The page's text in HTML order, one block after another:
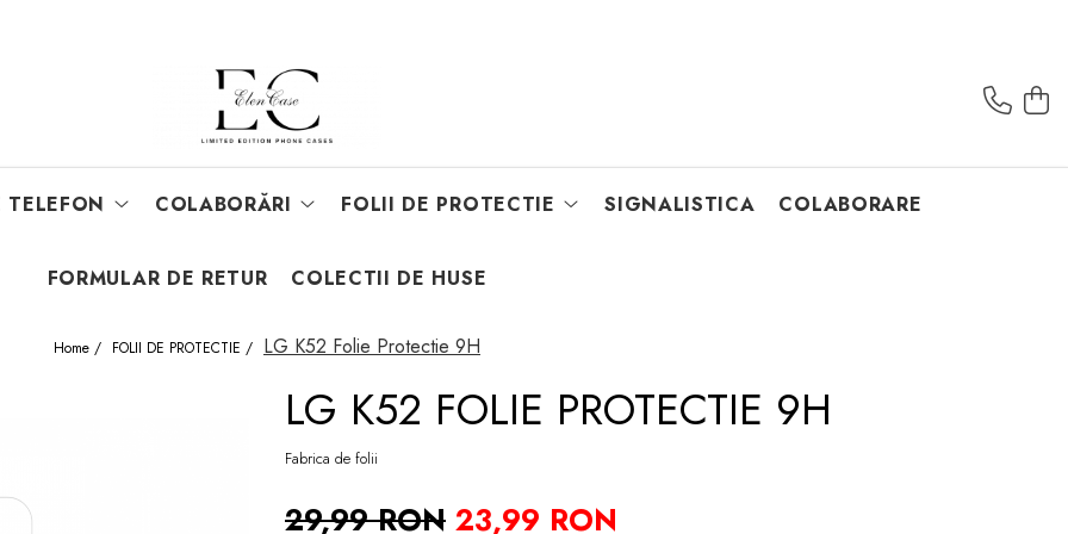
TELEFON COLABORĂRI FOLII DE PROTECTIE SIGNALISTICA COLABORARE
FORMULAR DE RETUR COLECTII DE HUSE
Home / FOLII DE PROTECTIE / LG K52 Folie Protectie 9H
LG K52 FOLIE PROTECTIE 9H
Fabrica de folii
29,99 RON 23,99 RON